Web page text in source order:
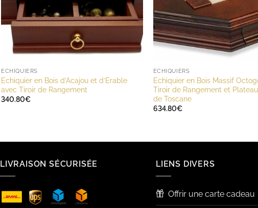
ECHIQUIERS
Echiquier en Bois d’Acajou et d’Erable
avec Tiroir de Rangement
340.80€
ECHIQUIERS
Echiquier en Bois Massif
Tiroir de Rangement et
de Toscane
634.80€
LIVRAISON SÉCURISÉE LIENS DIVERS
Offrir une carte cadeau